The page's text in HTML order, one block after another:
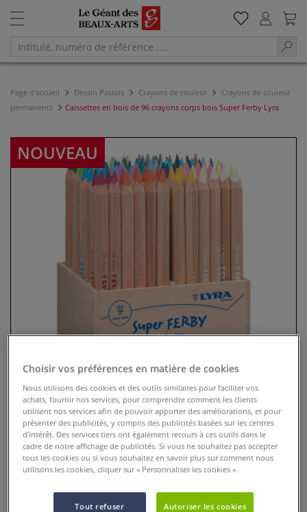
Page d'accueil Dessin Pastels Crayons de couleur
Crayons de couleur
permanents
Caissettes en bois de 96 crayons corps bois Super Ferby Lyra
NOUVEAU
Caissettes en bois de 96 crayons
corps bois Super Ferby Lyra
Choisir vos préférences en matière de cookies
Nous utilisons des cookies et des outils similaires pour faciliter vos
achats, fournir nos services, pour comprendre comment les clients
utilisent nos services afin de pouvoir apporter des améliorations, et pour
présenter des publicités, y compris des publicités basées sur les centres
d’intérêt. Des services tiers ont également recours à ces outils dans le
cadre de notre affichage de publicités. Si vous ne souhaitez pas accepter
tous les cookies ou si vous souhaitez en savoir plus sur comment nous
utilisons les cookies, cliquer sur « Personnaliser les cookies ».
Tout refuser Autoriser les cookies